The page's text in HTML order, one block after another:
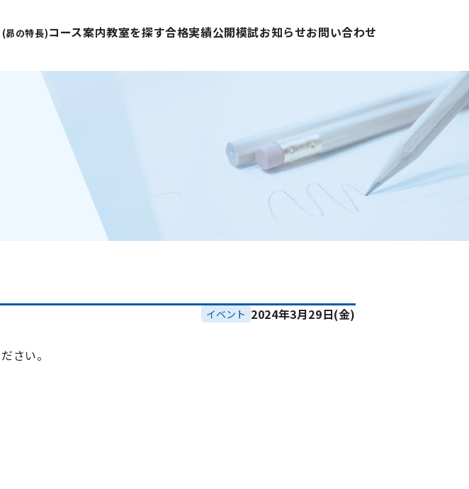
(昴の特長)コース案内教室を探す合格実績公開模試お知らせお問い合わせ
イベント 2024年3月29日(金)
さい。